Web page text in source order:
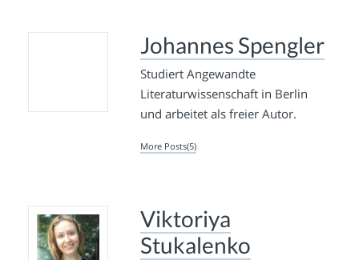
Johannes Spengler
Studiert Angewandte
Literaturwissenschaft in Berlin
und arbeitet als freier Autor.
More Posts(5)
Viktoriya
Stukalenko